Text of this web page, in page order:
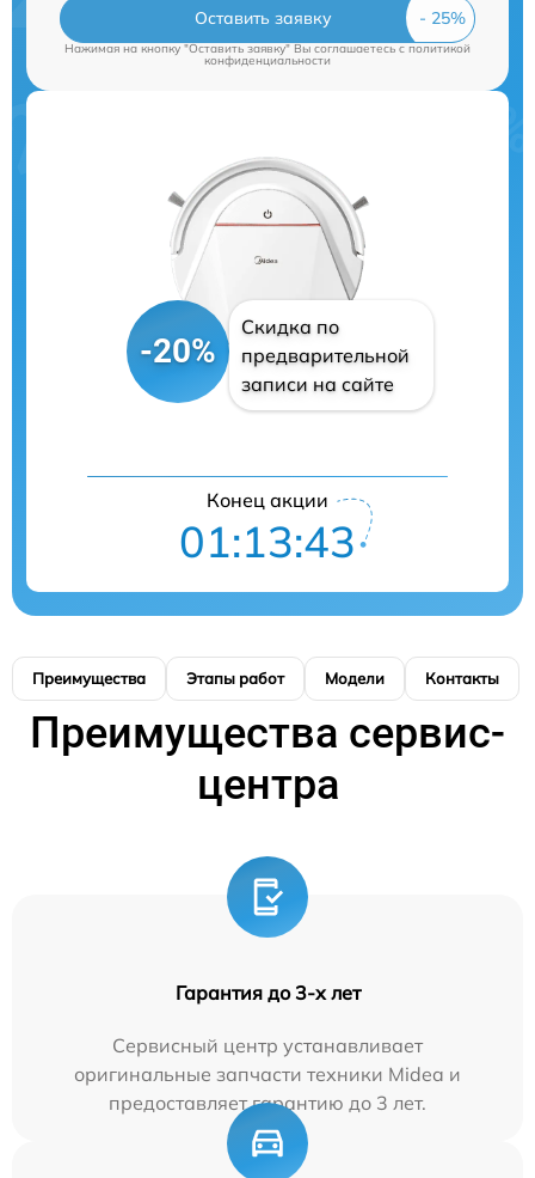
Оставить заявку
Нажимая на кнопку "Оставить заявку" Вы соглашаетесь cполитикой
конфиденциальности
-20%
Скидка по
предварительной
записи на сайте
Конец акции
01:13:42
Преимущества Этапы работ Модели Контакты
Преимущества сервис-
центра
Гарантия до 3-х лет
Сервисный центр устанавливает
оригинальные запчасти техники Midea и
предоставляет гарантию до 3 лет.